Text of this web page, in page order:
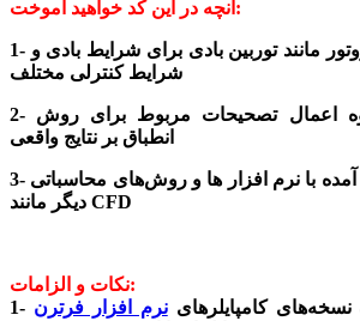
آنچه در این کد خواهید آموخت:
1- محاسبه عملکرد یک روتور مانند توربین بادی برای شرایط بادی و
شرایط کنترلی مختلف
2- نحوه اعمال تصحیحات مربوط برای روش BEM به منظور
انطباق بر نتایج واقعی
3- مقایسه نتایج به دست آمده با نرم افزار ها و روش‌های محاسباتی
دیگر مانند CFD
نکات و الزامات:
نسخه‌های کامپایلرهاینرم افزار فرترن (